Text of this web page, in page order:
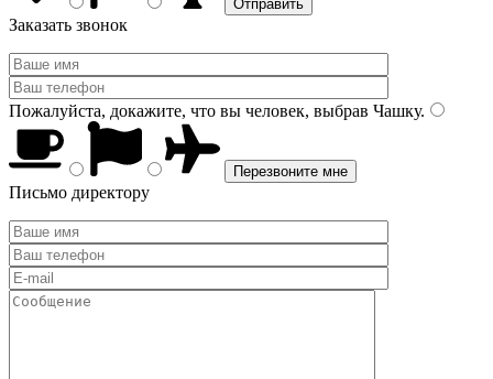
Заказать звонок
Пожалуйста, докажите, что вы человек, выбрав Чашку.
Письмо директору